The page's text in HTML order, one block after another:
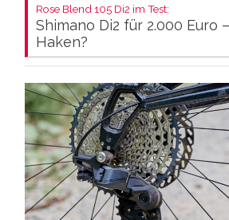
Rose Blend 105 Di2 im Test:
Shimano Di2 für 2.000 Euro
Haken?